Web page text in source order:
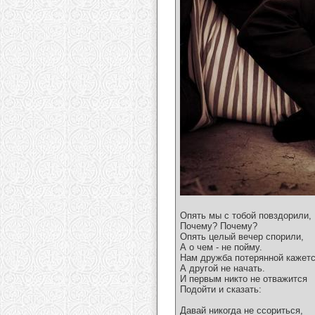
Опять мы с тобой повздорили,
Почему? Почему?
Опять целый вечер спорили,
А о чем - не пойму.
Нам дружба потерянной
А другой не начать.
И первым никто не отважится
Подойти и сказать:
Давай никогда не ссориться,